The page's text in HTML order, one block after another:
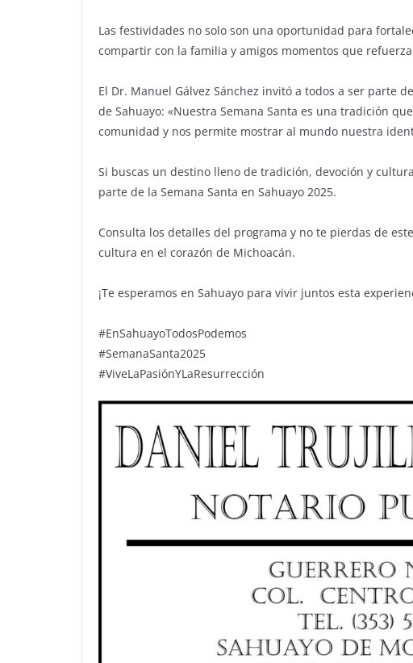
Las festividades no solo son una oportunidad para
compartir con la familia y amigos momentos que
El Dr. Manuel Gálvez Sánchez invitó a todos a ser parte
de Sahuayo: «Nuestra Semana Santa es una tradición
comunidad y nos permite mostrar al mundo nuestra
Si buscas un destino lleno de tradición, devoción y
parte de la Semana Santa en Sahuayo 2025.
Consulta los detalles del programa y no te pierdas de
cultura en el corazón de Michoacán.
¡Te esperamos en Sahuayo para vivir juntos esta
#EnSahuayoTodosPodemos
#SemanaSanta2025
#ViveLaPasiónYLaResurrección